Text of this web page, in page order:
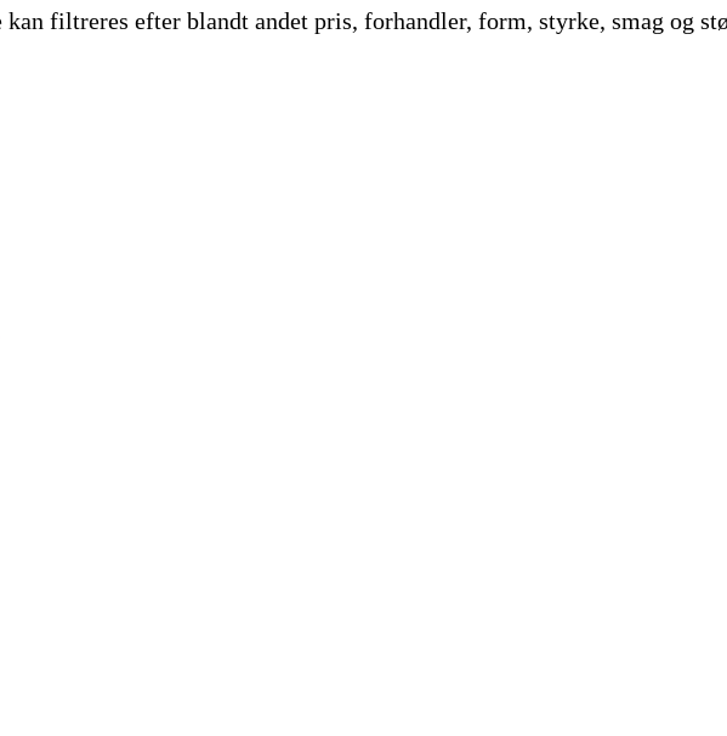
filtreres efter blandt andet pris, forhandler, form, styrke, smag og